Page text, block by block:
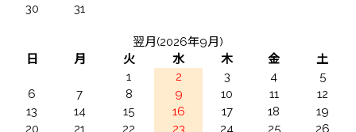
30
31
翌月(2026年9月)
日
月 火 水 木 金
土
1
2 3 4
5
6
7 8 9 10 11
12
13
14 15 16 17 18
19
20
21 22 23 24 25
26